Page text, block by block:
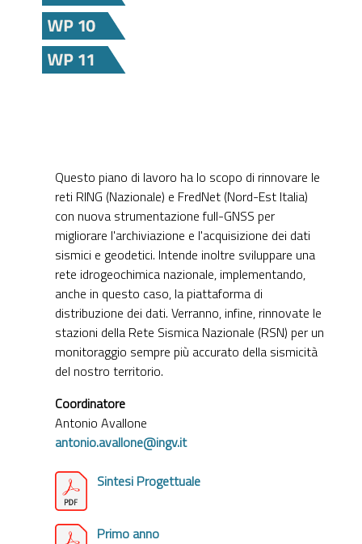
Questo piano di lavoro ha lo scopo di rinnovare le
reti RING (Nazionale) e FredNet (Nord-Est Italia)
con nuova strumentazione full-GNSS per
migliorare l'archiviazione e l'acquisizione dei dati
sismici e geodetici. Intende inoltre sviluppare una
rete idrogeochimica nazionale, implementando,
anche in questo caso, la piattaforma di
distribuzione dei dati. Verranno, infine, rinnovate le
stazioni della Rete Sismica Nazionale (RSN) per un
monitoraggio sempre più accurato della sismicità
del nostro territorio.
Coordinatore
Antonio Avallone
antonio.avallone@ingv.it
Sintesi Progettuale
Primo anno